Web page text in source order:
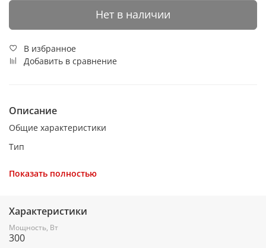
Нет в наличии
В избранное
Добавить в сравнение
Описание
Общие характеристики
Тип
Мощность
300 Вт
Показать полностью
Характеристики
Мощность, Вт
300